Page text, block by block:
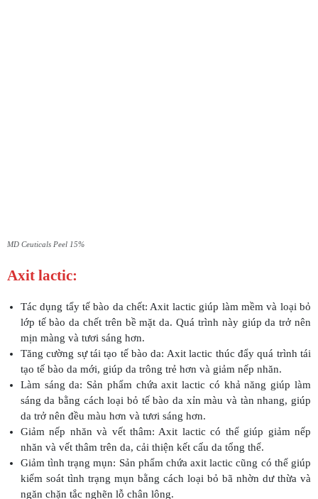
MD Ceuticals Peel 15%
Axit lactic:
Tác dụng tẩy tế bào da chết: Axit lactic giúp làm mềm và loại bỏ
lớp tế bào da chết trên bề mặt da. Quá trình này giúp da trở nên
mịn màng và tươi sáng hơn.
Tăng cường sự tái tạo tế bào da: Axit lactic thúc đẩy quá trình tái
tạo tế bào da mới, giúp da trông trẻ hơn và giảm nếp nhăn.
Làm sáng da: Sản phẩm chứa axit lactic có khả năng giúp làm
sáng da bằng cách loại bỏ tế bào da xỉn màu và tàn nhang, giúp
da trở nên đều màu hơn và tươi sáng hơn.
Giảm nếp nhăn và vết thâm: Axit lactic có thể giúp giảm nếp
nhăn và vết thâm trên da, cải thiện kết cấu da tổng thể.
Giảm tình trạng mụn: Sản phẩm chứa axit lactic cũng có thể giúp
kiểm soát tình trạng mụn bằng cách loại bỏ bã nhờn dư thừa và
ngăn chặn tắc nghẽn lỗ chân lông.